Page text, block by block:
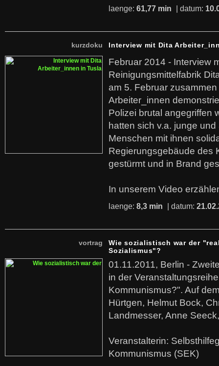
laenge: 61,77 min | datum:
kurzdoku Interview mit Dita
Februar 2014 - Interview
Reinigungsmittelfabrik
am 5. Februar
Arbeiter_innen
Polizei brutal angegriffen
hatten sich v.a. junge
Menschen mit ihnen
Regierungsgebäude des
gestürmt und in Brand
In unserem Video
laenge: 8,3 min | datum:
vortrag
Wie sozialistisch war der
Sozialismus"?
01.11.2011, Berlin -
in der
Kommunismus?". Auf
Hürtgen, Helmut Bock,
Landmesser, Anne
Veranstalterin:
Kommunismus (SEK)